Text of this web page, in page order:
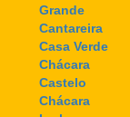
Grande
Cantareira
Casa Verde
Chácara
Castelo
Chácara